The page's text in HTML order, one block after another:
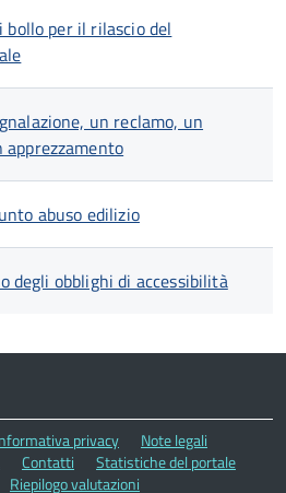
bollo per il rilascio del
un reclamo, un
abuso edilizio
degli obblighi di accessibilità
privacy
Note legali
Contatti
Statistiche del portale
Riepilogo valutazioni